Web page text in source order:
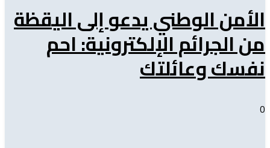
الأمن الوطني يدعو إلى اليقظة
من الجرائم الإلكترونية: احم
نفسك وعائلتك
0